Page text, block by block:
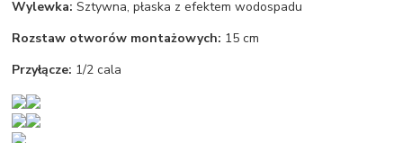
Wylewka: Sztywna, płaska z efektem wodospadu
Rozstaw otworów montażowych: 15 cm
Przyłącze: 1/2 cala